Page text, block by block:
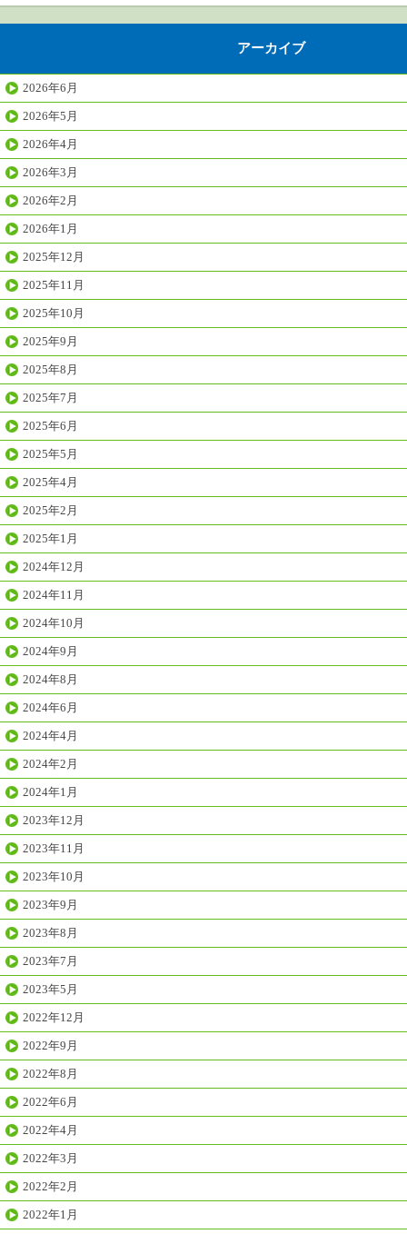
アーカイブ
2026年6月
2026年5月
2026年4月
2026年3月
2026年2月
2026年1月
2025年12月
2025年11月
2025年10月
2025年9月
2025年8月
2025年7月
2025年6月
2025年5月
2025年4月
2025年2月
2025年1月
2024年12月
2024年11月
2024年10月
2024年9月
2024年8月
2024年6月
2024年4月
2024年2月
2024年1月
2023年12月
2023年11月
2023年10月
2023年9月
2023年8月
2023年7月
2023年5月
2022年12月
2022年9月
2022年8月
2022年6月
2022年4月
2022年3月
2022年2月
2022年1月